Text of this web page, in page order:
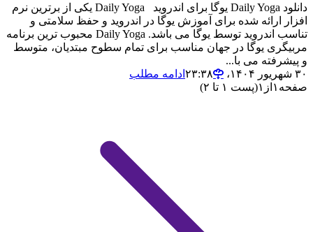
دانلود Daily Yoga یوگا برای اندروید Daily Yoga یکی از برترین نرم
افزار ارائه شده برای آموزش یوگا در اندروید و حفظ سلامتی و
تناسب اندروید توسط یوگا می باشد. Daily Yoga محبوب ترین برنامه
مربیگری یوگا در جهان مناسب برای تمام سطوح مبتدیان، متوسط
و پیشرفته می با...
۳۰ شهریور ۱۴۰۴،‏ ۲۳:۳۸
ادامه مطلب
صفحه ۱ از ۱(پست ۱ تا ۲)